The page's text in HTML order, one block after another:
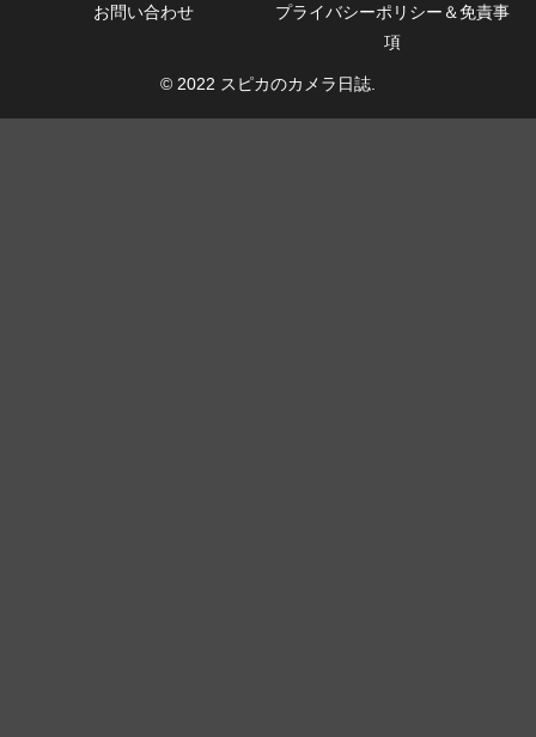
お問い合わせ
プライバシーポリシー＆免責事
項
© 2022 スピカのカメラ日誌.